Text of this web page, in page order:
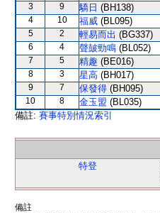
3 9 驕日 (BH138)
4 10 福威 (BL095)
5 2 輕易而出 (BG337)
6 4 聲皷勁鳴 (BL052)
7 5 精趣 (BE016)
8 3 星高 (BH017)
9 7 保發得 (BH095)
10 8 金玉盟 (BL035)
備註: 賽事特別情況索引
特登
備註